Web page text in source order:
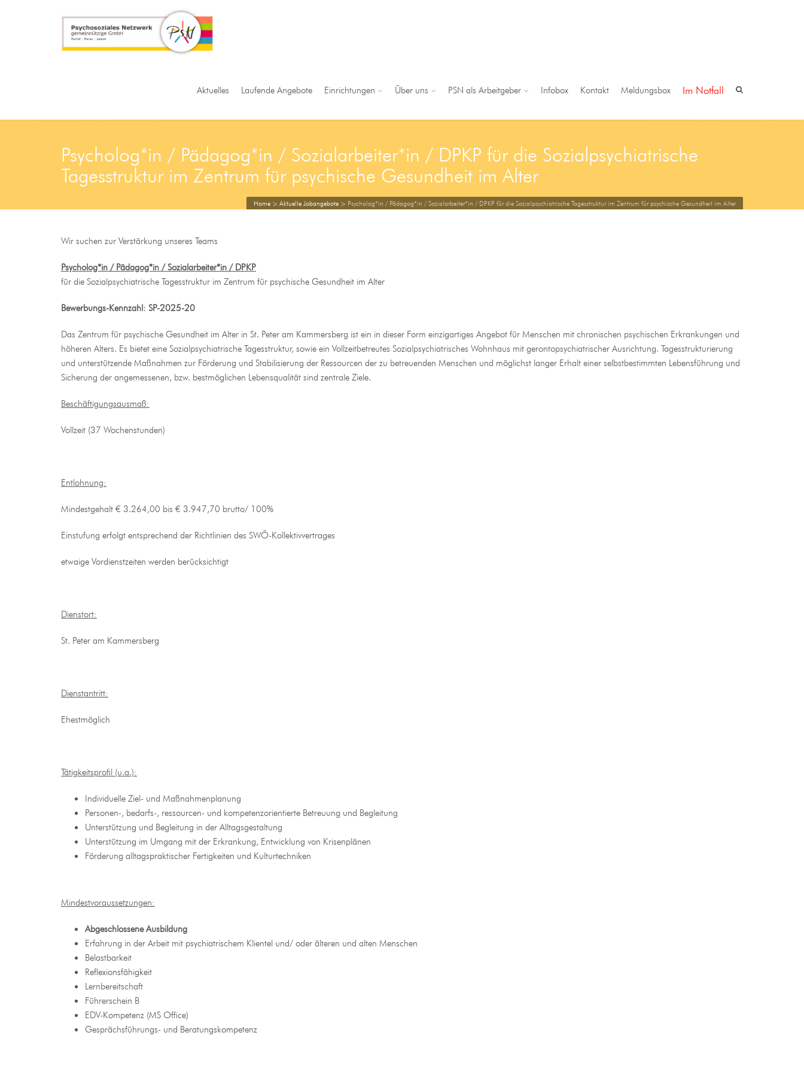
Aktuelles Laufende Angebote Einrichtungen Über uns PSN als Arbeitgeber Infobox Kontakt Meldungsbox Im Notfall
Psycholog*in / Pädagog*in / Sozialarbeiter*in / DPKP für die Sozialpsychiatrische
Tagesstruktur im Zentrum für psychische Gesundheit im Alter
Home > Aktuelle Jobangebote > Psycholog*in / Pädagog*in / Sozialarbeiter*in / DPKP für die Sozialpsychiatrische Tagesstruktur im Zentrum für psychische Gesundheit im Alter
Wir suchen zur Verstärkung unseres Teams
Psycholog*in / Pädagog*in / Sozialarbeiter*in / DPKP
für die Sozialpsychiatrische Tagesstruktur im Zentrum für psychische Gesundheit im Alter
Bewerbungs-Kennzahl: SP-2025-20
Das Zentrum für psychische Gesundheit im Alter in St. Peter am Kammersberg ist ein in dieser Form einzigartiges Angebot für Menschen mit chronischen psychischen Erkrankungen und
höheren Alters. Es bietet eine Sozialpsychiatrische Tagesstruktur, sowie ein Vollzeitbetreutes Sozialpsychiatrisches Wohnhaus mit gerontopsychiatrischer Ausrichtung. Tagesstrukturierung
und unterstützende Maßnahmen zur Förderung und Stabilisierung der Ressourcen der zu betreuenden Menschen und möglichst langer Erhalt einer selbstbestimmten Lebensführung und
Sicherung der angemessenen, bzw. bestmöglichen Lebensqualität sind zentrale Ziele.
Beschäftigungsausmaß:
Vollzeit (37 Wochenstunden)
Entlohnung:
Mindestgehalt € 3.264,00 bis € 3.947,70 brutto/ 100%
Einstufung erfolgt entsprechend der Richtlinien des SWÖ-Kollektivvertrages
etwaige Vordienstzeiten werden berücksichtigt
Dienstort:
St. Peter am Kammersberg
Dienstantritt:
Ehestmöglich
Tätigkeitsprofil (u.a.):
Individuelle Ziel- und Maßnahmenplanung
Personen-, bedarfs-, ressourcen- und kompetenzorientierte Betreuung und Begleitung
Unterstützung und Begleitung in der Alltagsgestaltung
Unterstützung im Umgang mit der Erkrankung, Entwicklung von Krisenplänen
Förderung alltagspraktischer Fertigkeiten und Kulturtechniken
Mindestvoraussetzungen:
Abgeschlossene Ausbildung
Erfahrung in der Arbeit mit psychiatrischem Klientel und/ oder älteren und alten Menschen
Belastbarkeit
Reflexionsfähigkeit
Lernbereitschaft
Führerschein B
EDV-Kompetenz (MS Office)
Gesprächsführungs- und Beratungskompetenz